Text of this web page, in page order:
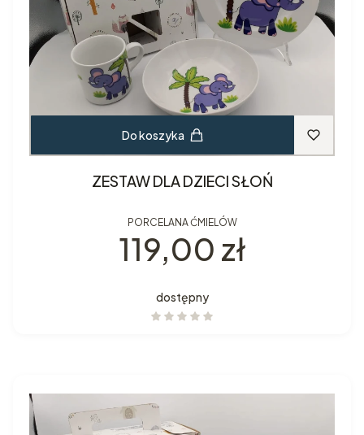
Do koszyka
ZESTAW DLA DZIECI SŁOŃ
PORCELANA ĆMIELÓW
Cena
119,00 zł
dostępny